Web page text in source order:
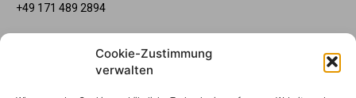
Cookie-Zustimmung
verwalten
+49 171 489 2894
Wenn’s um Geld geht, hat jeder ganz individuelle Vorstellungen.
Mein Lübecker Konto genau das Richtige für Sie. Unsere